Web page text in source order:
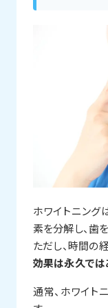
ホワイトニン
素を分解し、歯
ただし、時間の
効果は永久では
通常、ホワイト